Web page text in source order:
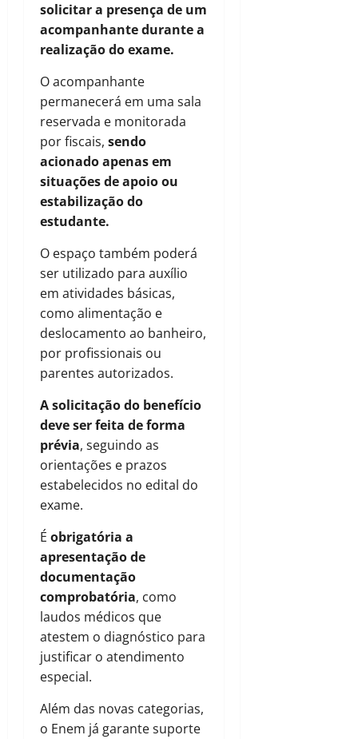
solicitar a presença de um
acompanhante durante a
realização do exame.
O acompanhante
permanecerá em uma sala
reservada e monitorada
por fiscais, sendo
acionado apenas em
situações de apoio ou
estabilização do
estudante.
O espaço também poderá
ser utilizado para auxílio
em atividades básicas,
como alimentação e
deslocamento ao banheiro,
por profissionais ou
parentes autorizados.
A solicitação do benefício
deve ser feita de forma
prévia, seguindo as
orientações e prazos
estabelecidos no edital do
exame.
É obrigatória a
apresentação de
documentação
comprobatória, como
laudos médicos que
atestem o diagnóstico para
justificar o atendimento
especial.
Além das novas categorias,
o Enem já garante suporte